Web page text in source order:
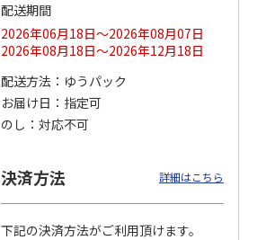
ドジャース 大谷翔
平 日本人最多53試
合連続出塁記念 シ
ル…
17,000円
(送料・税込)
谷翔平 2026 NL 3・
4月投手…
配送期間
2026年06月18日～2026年08月07日
2026年08月18日～2026年12月18日
配送方法
ゆうパック
お届け日
指定可
のし
対応不可
決済方法 詳細はこちら
下記の決済方法がご利用頂けます。